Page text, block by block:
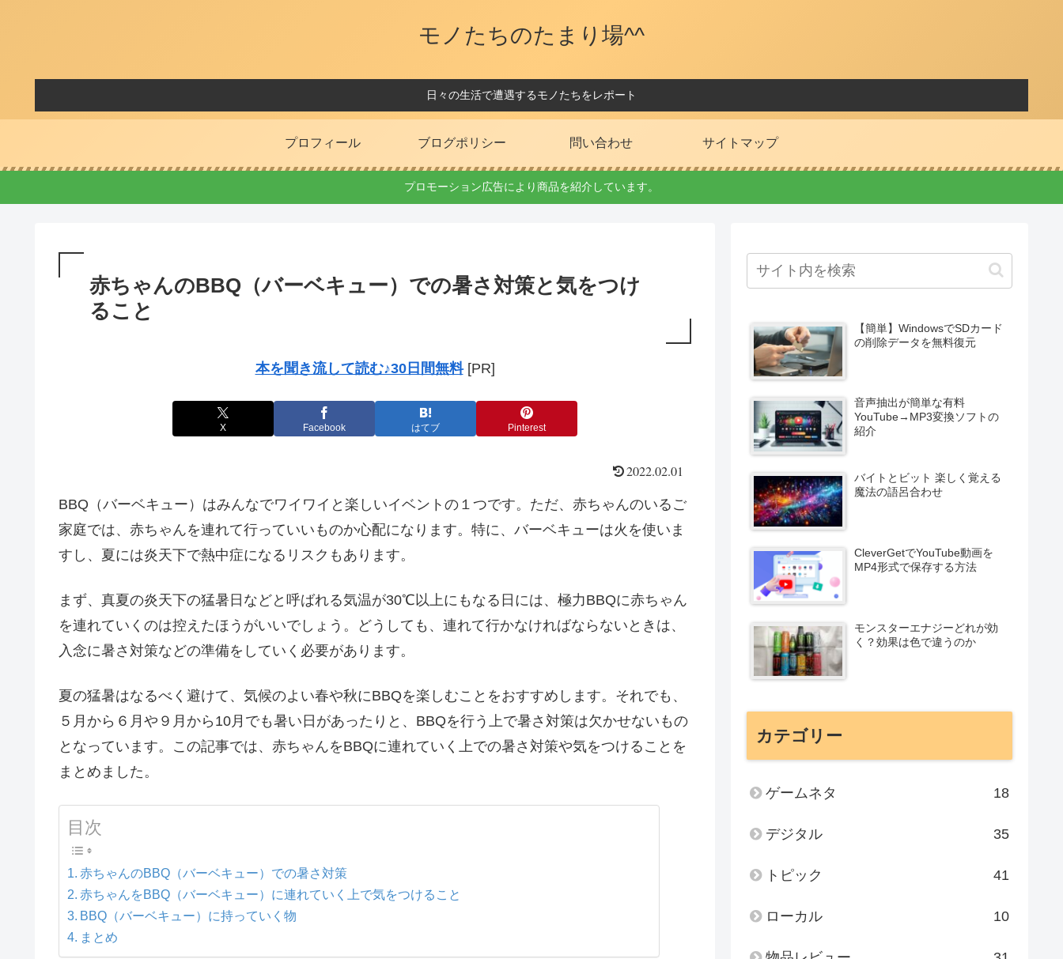
モノたちのたまり場^^
日々の生活で遭遇するモノたちをレポート
プロフィール ブログポリシー 問い合わせ サイトマップ
プロモーション広告により商品を紹介しています。
赤ちゃんのBBQ（バーベキュー）での暑さ対策と気をつけ
ること
本を聞き流して読む♪30日間無料[PR]
X Facebook はてブ Pinterest
2022.02.01
BBQ（バーベキュー）はみんなでワイワイと楽しいイベントの１つです。ただ、赤ちゃんのいるご
家庭では、赤ちゃんを連れて行っていいものか心配になります。特に、バーベキューは火を使いま
すし、夏には炎天下で熱中症になるリスクもあります。
まず、真夏の炎天下の猛暑日などと呼ばれる気温が30℃以上にもなる日には、極力BBQに赤ちゃん
を連れていくのは控えたほうがいいでしょう。どうしても、連れて行かなければならないときは、
入念に暑さ対策などの準備をしていく必要があります。
夏の猛暑はなるべく避けて、気候のよい春や秋にBBQを楽しむことをおすすめします。それでも、
５月から６月や９月から10月でも暑い日があったりと、BBQを行う上で暑さ対策は欠かせないもの
となっています。この記事では、赤ちゃんをBBQに連れていく上での暑さ対策や気をつけることを
まとめました。
目次
赤ちゃんのBBQ（バーベキュー）での暑さ対策
赤ちゃんをBBQ（バーベキュー）に連れていく上で気をつけること
BBQ（バーベキュー）に持っていく物
まとめ
【簡単】WindowsでSDカード
の削除データを無料復元
音声抽出が簡単な有料
YouTube→MP3変換ソフトの
紹介
バイトとビット 楽しく覚える
魔法の語呂合わせ
CleverGetでYouTube動画を
MP4形式で保存する方法
モンスターエナジーどれが効
く？効果は色で違うのか
カテゴリー
ゲームネタ 18
デジタル 35
トピック 41
ローカル 10